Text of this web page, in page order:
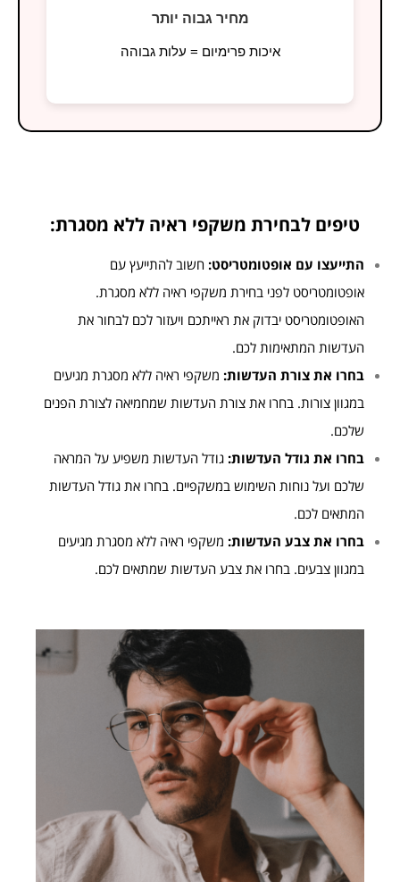
מחיר גבוה יותר
איכות פרימיום = עלות גבוהה
טיפים לבחירת משקפי ראיה ללא מסגרת:
התייעצו עם אופטומטריסט:חשוב להתייעץ עם
אופטומטריסט לפני בחירת משקפי ראיה ללא מסגרת.
האופטומטריסט יבדוק את ראייתכם ויעזור לכם לבחור את
העדשות המתאימות לכם.
בחרו את צורת העדשות:משקפי ראיה ללא מסגרת מגיעים
במגוון צורות. בחרו את צורת העדשות שמחמיאה לצורת הפנים
שלכם.
בחרו את גודל העדשות:גודל העדשות משפיע על המראה
שלכם ועל נוחות השימוש במשקפיים. בחרו את גודל העדשות
המתאים לכם.
בחרו את צבע העדשות:משקפי ראיה ללא מסגרת מגיעים
במגוון צבעים. בחרו את צבע העדשות שמתאים לכם.